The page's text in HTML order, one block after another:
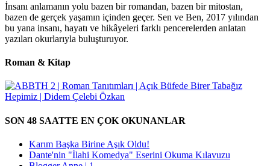
İnsanı anlamanın yolu bazen bir romandan, bazen bir mitostan,
bazen de gerçek yaşamın içinden geçer. Sen ve Ben, 2017 yılından
bu yana insanı, hayatı ve hikâyeleri farklı pencerelerden anlatan
yazıları okurlarıyla buluşturuyor.
Roman & Kitap
SON 48 SAATTE EN ÇOK OKUNANLAR
Karım Başka Birine Aşık Oldu!
Dante'nin "İlahi Komedya" Eserini Okuma Kılavuzu